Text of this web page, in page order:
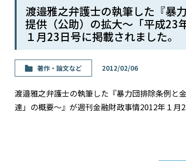
渡邉雅之弁護士の執筆した『暴
提供（公助）の拡大〜「平成23
１月23日号に掲載されました。
著作・論⽂など 2012/02/06
渡邉雅之弁護士の執筆した『暴力団排除条例と
達」の概要〜』が週刊金融財政事情2012年１月